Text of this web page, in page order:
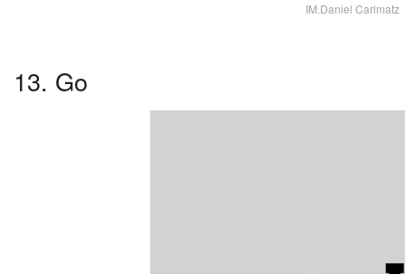
IM.Daniel Carlmatz
13. Go